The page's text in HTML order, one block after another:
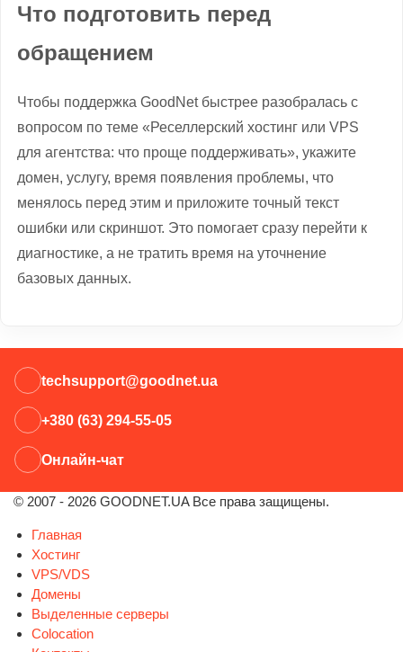
Что подготовить перед
обращением
Чтобы поддержка GoodNet быстрее разобралась с
вопросом по теме «Реселлерский хостинг или VPS
для агентства: что проще поддерживать», укажите
домен, услугу, время появления проблемы, что
менялось перед этим и приложите точный текст
ошибки или скриншот. Это помогает сразу перейти к
диагностике, а не тратить время на уточнение
базовых данных.
techsupport@goodnet.ua
+380 (63) 294-55-05
Онлайн-чат
© 2007 - 2026 GOODNET.UA Все права защищены.
Главная
Хостинг
VPS/VDS
Домены
Выделенные серверы
Colocation